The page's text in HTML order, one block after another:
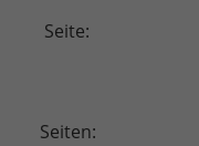
Seite:
Seiten: